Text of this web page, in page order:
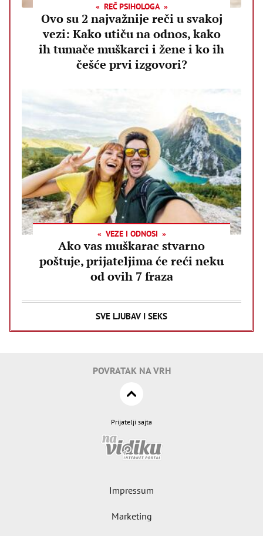
REČ PSIHOLOGA
Ovo su 2 najvažnije reči u svakoj
vezi: Kako utiču na odnos, kako
ih tumače muškarci i žene i ko ih
češće prvi izgovori?
VEZE I ODNOSI
Ako vas muškarac stvarno
poštuje, prijateljima će reći neku
od ovih 7 fraza
SVE LJUBAV I SEKS
POVRATAK NA VRH
Prijatelji sajta
Impressum
Marketing